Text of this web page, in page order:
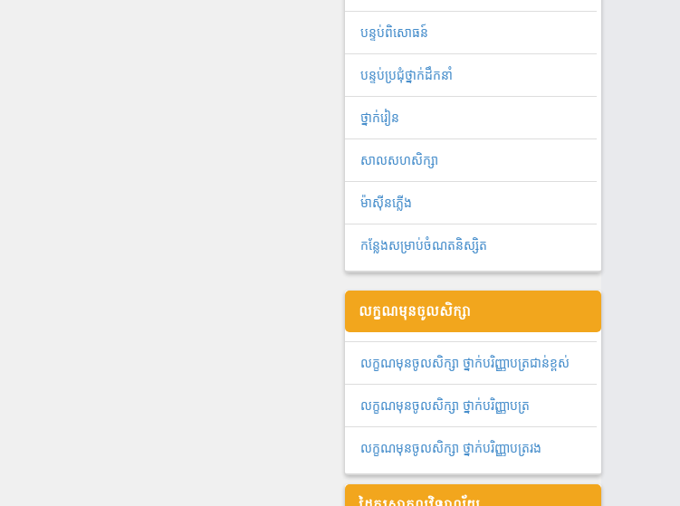
បន្ទប់ពិសោធន៍
បន្ទប់ប្រជុំថ្នាក់ដឹកនាំ
ថ្នាក់រៀន
សាលសហសិក្សា
ម៉ាស៊ីនភ្លើង
កន្លែងសម្រាប់ចំណតនិស្សិត
លក្ខណមុនចូលសិក្សា
លក្ខណមុនចូលសិក្សា ថ្នាក់បរិញ្ញាបត្រជាន់ខ្ពស់
លក្ខណមុនចូលសិក្សា ថ្នាក់បរិញ្ញាបត្រ
លក្ខណមុនចូលសិក្សា ថ្នាក់បរិញ្ញាបត្ររង